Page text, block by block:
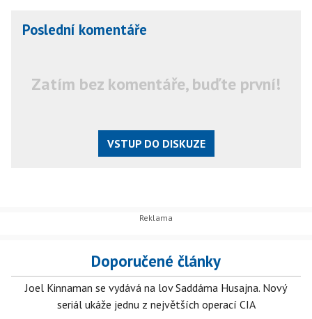
Poslední komentáře
Zatím bez komentáře, buďte první!
VSTUP DO DISKUZE
Doporučené články
Joel Kinnaman se vydává na lov Saddáma Husajna. Nový
seriál ukáže jednu z největších operací CIA